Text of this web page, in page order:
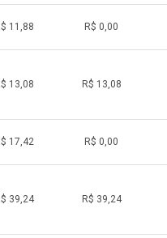
11,88 R$ 0,00
13,08 R$ 13,08
17,42 R$ 0,00
39,24 R$ 39,24